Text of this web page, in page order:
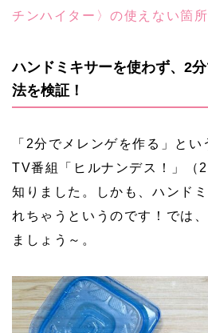
チンハイター〉の使えない箇所
ハンドミキサーを使わず、2
法を検証！
「2分でメレンゲを作る」とい
TV番組「ヒルナンデス！」（
知りました。しかも、ハンド
れちゃうというのです！では
ましょう～。